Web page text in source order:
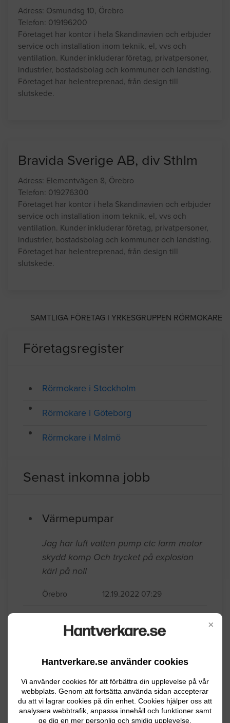
×
Hantverkare.se använder cookies
Vi använder cookies för att förbättra din upplevelse på vår
webbplats. Genom att fortsätta använda sidan accepterar
du att vi lagrar cookies på din enhet. Cookies hjälper oss att
analysera webbtrafik, anpassa innehåll och funktioner samt
ge dig en mer personlig och smidig upplevelse.
Adress: Osmundsg 10, Örebro
Telefon: 019196200
Företaget har kontor i hela Skandinavien och erbjuder
service och installation inom teknik, el, vvs och
ventilation. Kunder inkluderar företag, privatpersoner,
industrier, bostadsbolag och kommuner och landsting.
Företaget har helentreprenad, från design till
slutskede.
Bravida Sverige AB, div Sthlm
Adress: Elementvägen 8, Örebro
Telefon: 019276300
Företaget har kontor i hela Skandinavien och erbjuder
service och installation inom teknik, el, vvs och
ventilation. Kunder inkluderar företag, privatpersoner,
industrier, bostadsbolag och kommuner och landsting.
Företaget har helentreprenad, från design till
slutskede.
SAMTLIGA FÖRETAG I YRKESGRUPPEN RÖRMOKARE
Företagsregister
Rörmokare i Stockholm
Rörmokare i Göteborg
Rörmokare i Malmö
Senast inkomna jobb
Värmepumpar
Jag har luft vatten pump ctc larm motor
skydd komp Och trycket på explosion
kärl på noll
Örebro 12.19.2022 07:29
kallt
Örebro 12.06.2021 14:48
Värmepumpar